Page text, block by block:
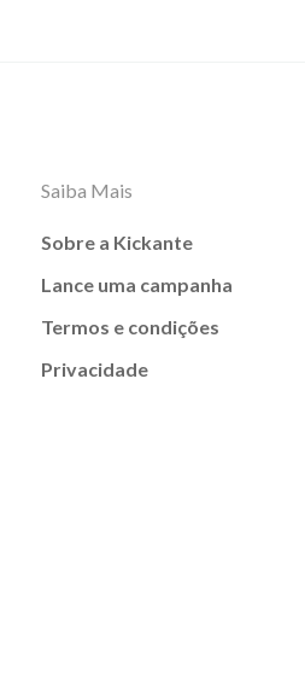
Saiba Mais
Sobre a Kickante
Lance uma campanha
Termos e condições
Privacidade